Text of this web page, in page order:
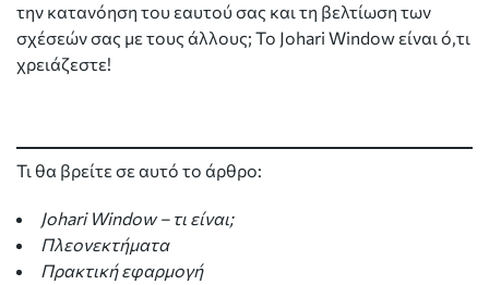
την κατανόηση του εαυτού σας και τη βελτίωση των
σχέσεών σας με τους άλλους; Το Johari Window είναι ό,τι
χρειάζεστε!
Τι θα βρείτε σε αυτό το άρθρο:
Johari Window – τι είναι;
Πλεονεκτήματα
Πρακτική εφαρμογή